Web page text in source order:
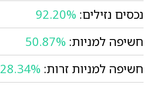
נכסים נזילים: 92.20%
חשיפה למניות: 50.87%
חשיפה למניות זרות: 28.34%